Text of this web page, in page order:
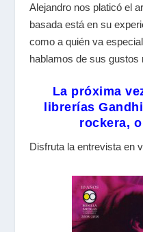
Alejandro nos platicó el
basada está en su
como a quién va
hablamos de sus
La próxima
librerías
rockera,
Disfruta la entrevista en